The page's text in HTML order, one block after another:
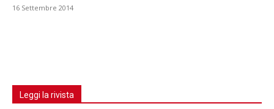
16 Settembre 2014
Leggi la rivista